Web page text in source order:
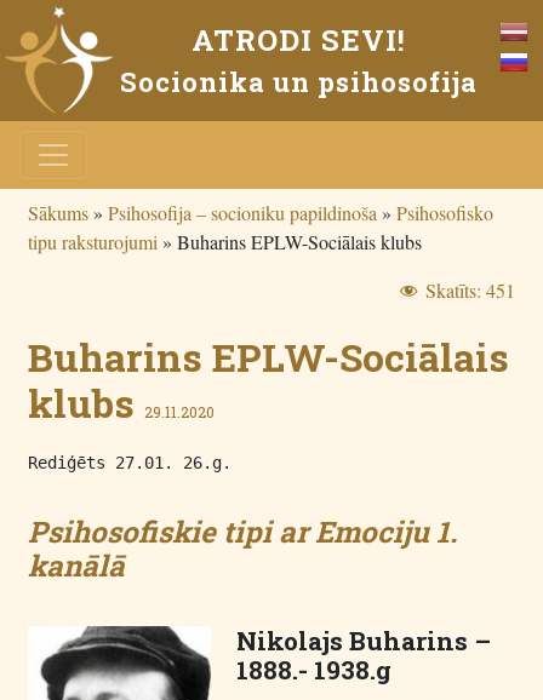
ATRODI SEVI!
Socionika un psihosofija
Sākums» Psihosofija – socioniku papildinoša » Psihosofisko
tipu raksturojumi » Buharins EPLW-Sociālais klubs
Skatīts: 451
Buharins EPLW-Sociālais
klubs 29.11.2020
Rediģēts 27.01. 26.g.
Psihosofiskie tipi ar Emociju 1.
kanālā
Nikolajs Buharins –
1888.- 1938.g